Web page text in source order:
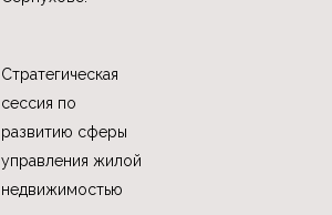
Стратегическая
сессия по
развитию сферы
управления жилой
недвижимостью